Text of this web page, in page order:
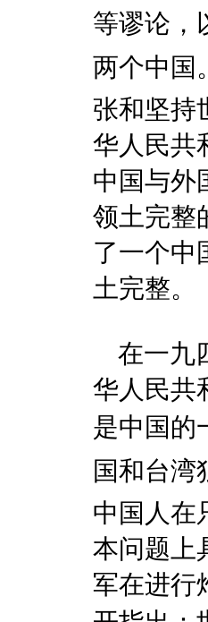
等谬论，
两个中国
张和坚持
华人民共
中国与外
领土完整
了一个中
土完整。
在一九
华人民共
是中国的
国和台
中国人在
本问题上
军在进行